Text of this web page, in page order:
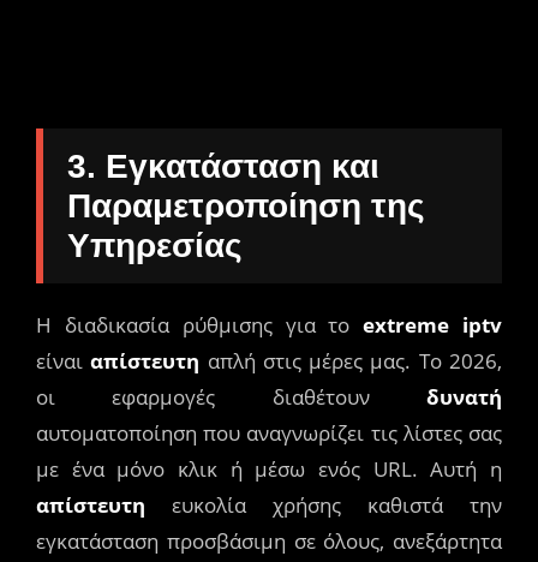
3. Εγκατάσταση και
Παραμετροποίηση της
Υπηρεσίας
Η διαδικασία ρύθμισης για τοextreme iptv
είναιαπίστευτη απλή στις μέρες μας. Το 2026,
οι εφαρμογές διαθέτουν δυνατή
αυτοματοποίηση που αναγνωρίζει τις λίστες σας
με ένα μόνο κλικ ή μέσω ενός URL. Αυτή η
απίστευτη ευκολία χρήσης καθιστά την
εγκατάσταση προσβάσιμη σε όλους, ανεξάρτητα